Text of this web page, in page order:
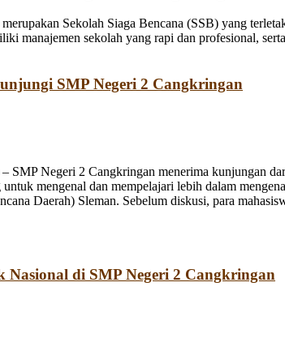
Sekolah Siaga Bencana (SSB) yang
manajemen sekolah yang rapi dan profesional,
SMP Negeri 2 Cangkringan
SMP Negeri 2 Cangkringan menerima kunjungan
untuk mengenal dan mempelajari lebih dalam
Daerah) Sleman. Sebelum diskusi, para
Nasional di SMP Negeri 2 Cangkringan